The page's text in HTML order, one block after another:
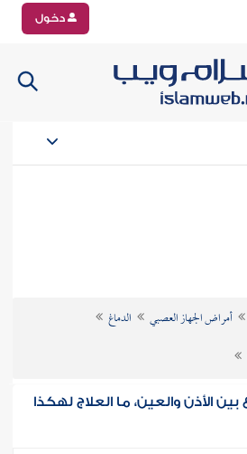
دخول
أمراض الجهاز العصبي
الدماغ
الأذن والعين، ما العلاج لهكذا